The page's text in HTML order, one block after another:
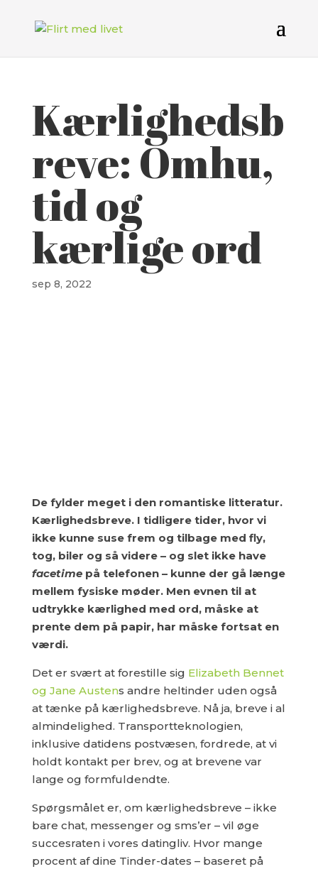
Kærlighedsb
reve: Omhu,
tid og
kærlige ord
sep 8, 2022
De fylder meget i den romantiske litteratur.
Kærlighedsbreve. I tidligere tider, hvor vi
ikke kunne suse frem og tilbage med fly,
tog, biler og så videre – og slet ikke have
facetimepå telefonen – kunne der gå længe
mellem fysiske møder. Men evnen til at
udtrykke kærlighed med ord, måske at
prente dem på papir, har måske fortsat en
værdi.
Det er svært at forestille sig Elizabeth Bennet
og Jane Austens andre heltinder uden også
at tænke på kærlighedsbreve. Nå ja, breve i al
almindelighed. Transportteknologien,
inklusive datidens postvæsen, fordrede, at vi
holdt kontakt per brev, og at brevene var
lange og formfuldendte.
Spørgsmålet er, om kærlighedsbreve – ikke
bare chat, messenger og sms’er – vil øge
succesraten i vores datingliv. Hvor mange
procent af dine Tinder-dates – baseret på